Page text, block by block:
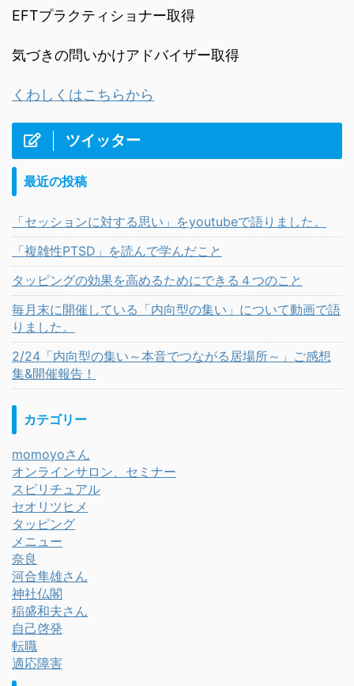
EFTプラクティショナー取得
気づきの問いかけアドバイザー取得
くわしくはこちらから
ツイッター
最近の投稿
「セッションに対する思い」をyoutubeで語りました。
「複雑性PTSD」を読んで学んだこと
タッピングの効果を高めるためにできる４つのこと
毎月末に開催している「内向型の集い」について動画で語
りました。
2/24「内向型の集い～本音でつながる居場所～」ご感想
集&開催報告！
カテゴリー
momoyoさん
オンラインサロン、セミナー
スピリチュアル
セオリツヒメ
タッピング
メニュー
奈良
河合隼雄さん
神社仏閣
稲盛和夫さん
自己啓発
転職
適応障害